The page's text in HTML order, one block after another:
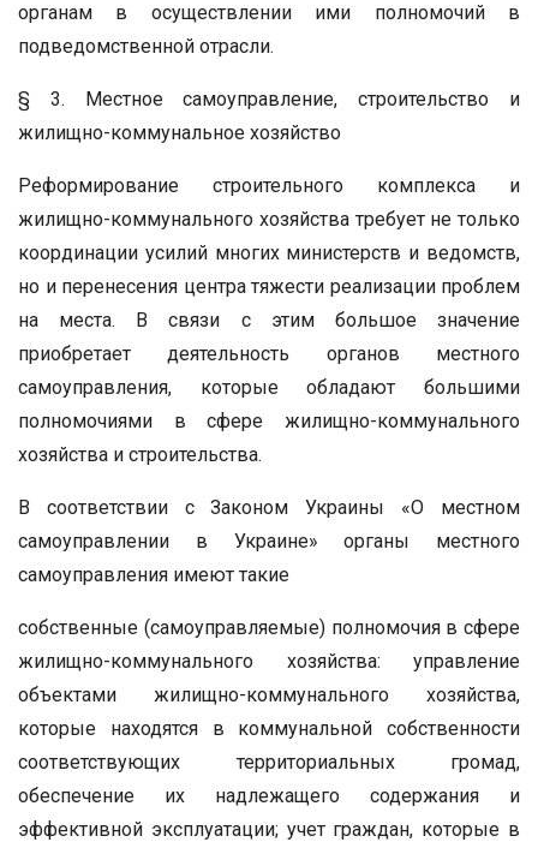
органам в осуществлении ими полномочий в
подведомственной отрасли.
§ 3. Местное самоуправление, строительство и
жилищно-коммунальное хозяйство
Реформирование строительного комплекса и
жилищно-коммунального хозяйства требует не только
координации усилий многих министерств и ведомств,
но и перенесения центра тяжести реализации проблем
на места. В связи с этим большое значение
приобретает деятельность органов местного
самоуправления, которые обладают большими
полномочиями в сфере жилищно-коммунального
хозяйства и строительства.
В соответствии с Законом Украины «О местном
самоуправлении в Украине» органы местного
самоуправления имеют такие
собственные (самоуправляемые) полномочия в сфере
жилищно-коммунального хозяйства: управление
объектами жилищно-коммунального хозяйства,
которые находятся в коммунальной собственности
соответствующих территориальных громад,
обеспечение их надлежащего содержания и
эффективной эксплуатации; учет граждан, которые в